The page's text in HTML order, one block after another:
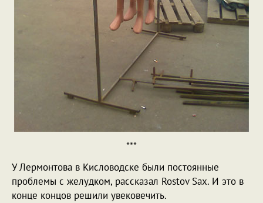
***
У Лермонтова в Кисловодске были постоянные
проблемы с желудком, рассказал Rostov Sax. И это в
конце концов решили увековечить.